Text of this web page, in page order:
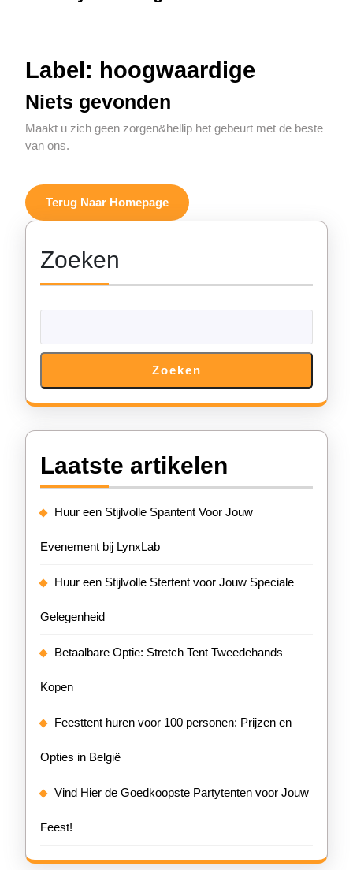
Label: hoogwaardige
Niets gevonden
Maakt u zich geen zorgen&hellip het gebeurt met de beste
van ons.
Terug Naar HomepageTerug
Naar
Zoeken
Zoeken
Laatste artikelen
Huur een Stijlvolle Spantent Voor Jouw
Evenement bij LynxLab
Huur een Stijlvolle Stertent voor Jouw Speciale
Gelegenheid
Betaalbare Optie: Stretch Tent Tweedehands
Kopen
Feesttent huren voor 100 personen: Prijzen en
Opties in België
Vind Hier de Goedkoopste Partytenten voor Jouw
Feest!